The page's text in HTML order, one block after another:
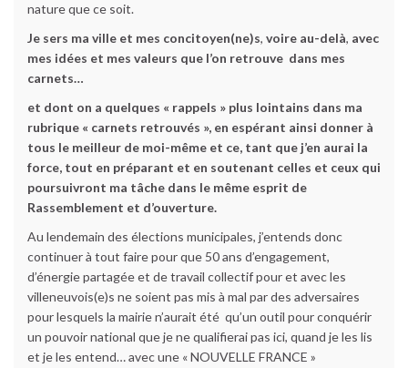
nature que ce soit.
Je sers ma ville et mes concitoyen(ne)s, voire au-delà, avec
mes idées et mes valeurs que l’on retrouve dans mes
carnets…
et dont on a quelques « rappels » plus lointains dans ma
rubrique « carnets retrouvés », en espérant ainsi donner à
tous le meilleur de moi-même et ce, tant que j’en aurai la
force, tout en préparant et en soutenant celles et ceux qui
poursuivront ma tâche dans le même esprit de
Rassemblement et d’ouverture.
Au lendemain des élections municipales, j’entends donc
continuer à tout faire pour que 50 ans d’engagement,
d’énergie partagée et de travail collectif pour et avec les
villeneuvois(e)s ne soient pas mis à mal par des adversaires
pour lesquels la mairie n’aurait été qu’un outil pour conquérir
un pouvoir national que je ne qualifierai pas ici, quand je les lis
et je les entend… avec une « NOUVELLE FRANCE »